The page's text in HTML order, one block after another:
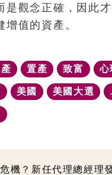
是觀念正確，因此
值的資產。
置產 致富 心
美國 美國大選
機？新任代理總經理